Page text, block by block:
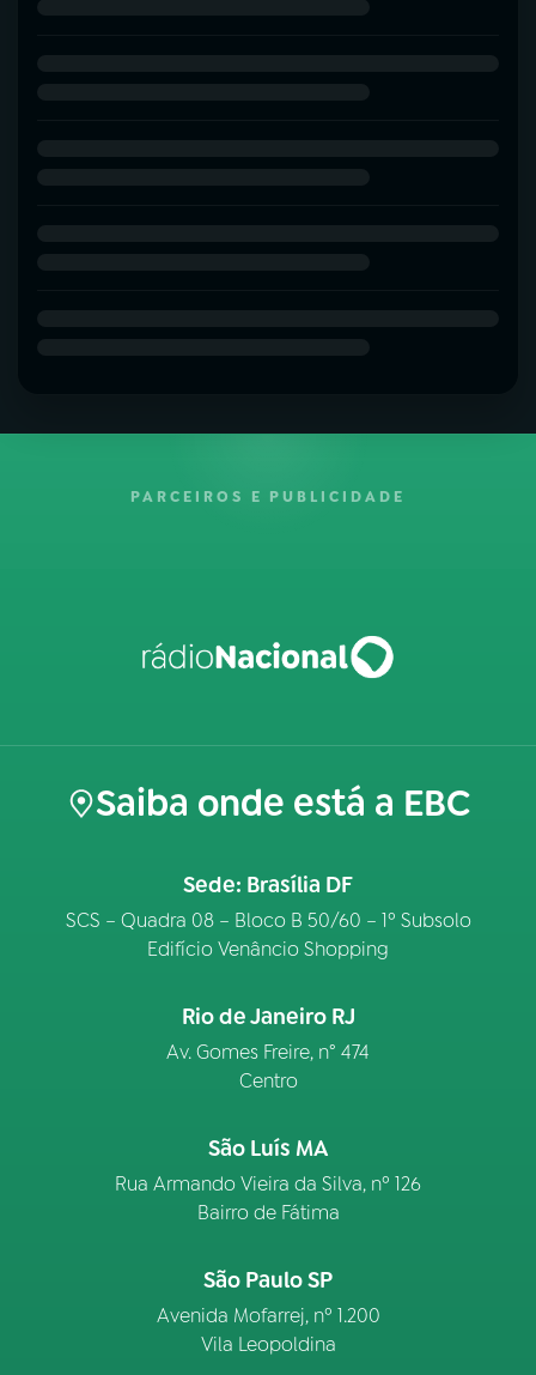
PARCEIROS E PUBLICIDADE
Saiba onde está a EBC
Sede: Brasília DF
SCS – Quadra 08 – Bloco B 50/60 – 1º Subsolo
Edifício Venâncio Shopping
Rio de Janeiro RJ
Av. Gomes Freire, n° 474
Centro
São Luís MA
Rua Armando Vieira da Silva, nº 126
Bairro de Fátima
São Paulo SP
Avenida Mofarrej, nº 1.200
Vila Leopoldina